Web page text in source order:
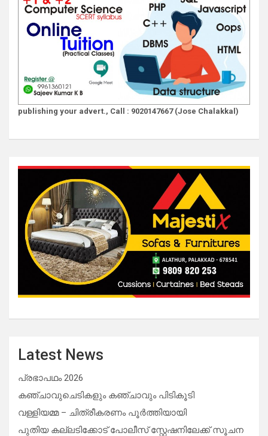
publishing your advert., Call : 9020147667 (Jose Chalakkal)
Latest News
പ്രഭാപഥം 2026
കഞ്ചാവുചെടികളും കഞ്ചാവും പിടികൂടി
വള്ളിയമ്മ – ചിത്രീകരണം പൂർത്തിയായി
പുതിയ കല്ലടിക്കോട് പോലീസ് സ്റ്റേഷനിലേക്ക് സൂചന